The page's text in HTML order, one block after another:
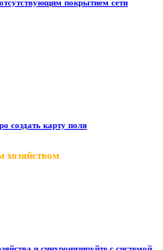
покрытием сети
создать карту поля
хозяйством